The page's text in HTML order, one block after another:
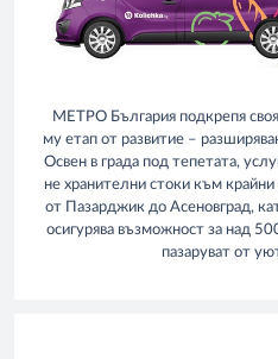
METРO България подкрепя
му етап от развитие –
Освен в града под тепетата,
не хранителни стоки към
от Пазарджик до Асеновград,
осигурява възможност за над
пазаруват от